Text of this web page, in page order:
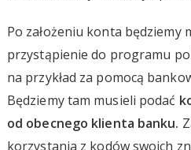
Po założeniu konta będziemy
przystąpienie do programu
na przykład za pomocą
Będziemy tam musieli podać
od obecnego klienta banku.
korzystania z kodów swoich